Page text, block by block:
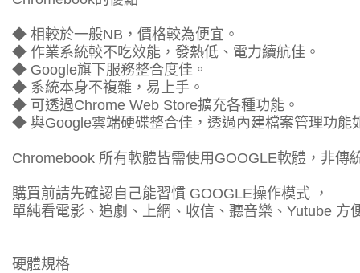
◆ 相較於一般NB，價格較為便宜。
◆ 作業系統較不吃效能，發熱低、電力續航佳。
◆ Google旗下服務整合度佳。
◆ 系統本身不複雜，易上手。
◆ 可透過Chrome Web Store擴充各種功能。
◆ 與Google雲端硬碟整合佳，透過內建檔案管理功能
Chromebook 所有軟體皆需使用GOOGLE軟體，非傳
購買前請先確認自己能習慣 GOOGLE操作模式 ，
單純看電影、追劇、上網、收信、聽音樂、Yutube 方
硬體規格